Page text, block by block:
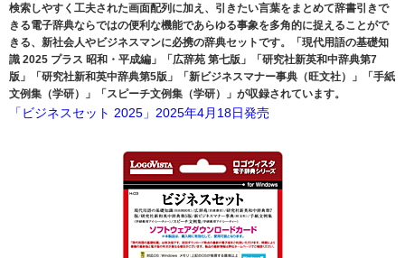
検索しやすく工夫された画面配列に加え、引きたい言葉をまとめて辞書引きで
きる電子辞典ならではの便利な機能であらゆる事象を多角的に捉えることがで
きる、新社会人やビジネスマンに必携の辞典セットです。「現代用語の基礎知
識 2025 プラス 昭和・平成編」「広辞苑 第七版」「研究社新英和中辞典第7
版」「研究社新和英中辞典第5版」「新ビジネスマナー事典（旺文社）」「手紙
文例集（学研）」「スピーチ文例集（学研）」が収録されています。
「ビジネスセット 2025」2025年4月18日発売